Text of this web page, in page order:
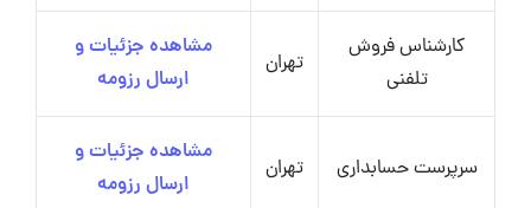
کارشناس فروش
تلفنی
تهران
مشاهده جزئیات و
ارسال رزومه
سرپرست حسابداری تهران
مشاهده جزئیات و
ارسال رزومه